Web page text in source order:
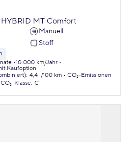
HYBRID MT Comfort
Manuell
Stoff
10.000 km/Jahr
Kaufoption
: 4,4 l/100 km
CO₂-Emissionen
CO₂-Klasse: C